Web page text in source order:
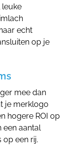
leuke
echt
op je
mee dan
je merklogo
hogere ROI op
een aantal
een rij.